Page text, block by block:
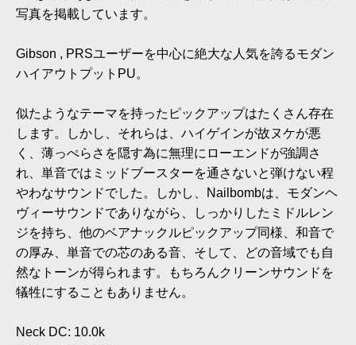
写真を掲載しています。
Gibson , PRSユーザーを中心に絶大な人気を誇るモダン
ハイアウトプットPU。
似たようなテーマを持ったピックアップはたくさん存在
します。しかし、それらは、ハイゲインが故ヌケが悪
く、薄っぺらさを隠す為に無理にローエンドが強調さ
れ、単音ではミッドブースターを通さないと弾けない程
やわなサウンドでした。しかし、Nailbombは、モダンヘ
ヴィーサウンドでありながら、しっかりしたミドルレン
ジを持ち、他のベアナックルピックアップ同様、和音で
の厚み、単音での芯のある音、そして、どの音域でも自
然なトーンが得られます。もちろんクリーンサウンドを
犠牲にすることもありません。
Neck DC: 10.0k